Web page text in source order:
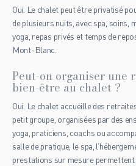
Oui. Le chalet peut être privatisé
de plusieurs nuits, avec spa, soins,
yoga, repas privés et temps de
Mont-Blanc.
Peut-on organiser une
bien-être au chalet ?
Oui. Le chalet accueille des
petit groupe, organisées par des
yoga, praticiens, coachs ou
salle de pratique, le spa,
prestations sur mesure permettent